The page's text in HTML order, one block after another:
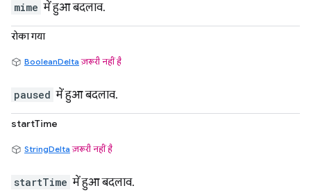
mime में हुआ बदलाव.
रोका गया
BooleanDelta ज़रूरी नहीं है
paused में हुआ बदलाव.
startTime
StringDelta ज़रूरी नहीं है
startTime में हुआ बदलाव.